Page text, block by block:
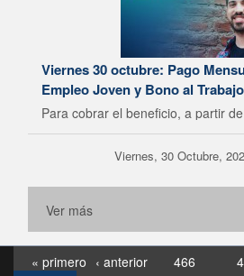
Viernes 30 octubre: Pago
Empleo Joven y Bono al
Para cobrar el beneficio, a partir
Viernes, 30 Octubre,
Ver más
« primero ‹ anterior 466